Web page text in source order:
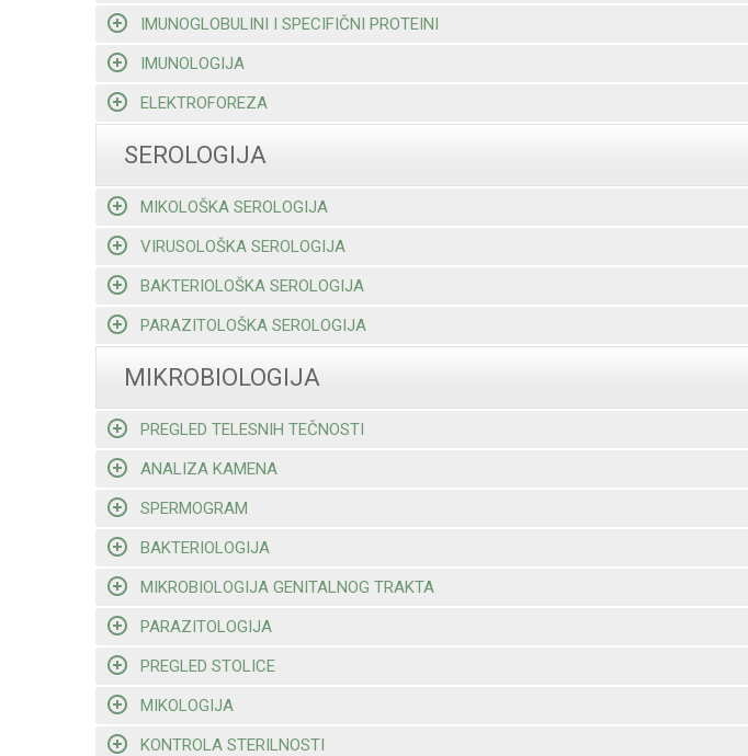
IMUNOGLOBULINI I SPECIFIČNI PROTEINI
IMUNOLOGIJA
ELEKTROFOREZA
SEROLOGIJA
MIKOLOŠKA SEROLOGIJA
VIRUSOLOŠKA SEROLOGIJA
BAKTERIOLOŠKA SEROLOGIJA
PARAZITOLOŠKA SEROLOGIJA
MIKROBIOLOGIJA
PREGLED TELESNIH TEČNOSTI
ANALIZA KAMENA
SPERMOGRAM
BAKTERIOLOGIJA
MIKROBIOLOGIJA GENITALNOG TRAKTA
PARAZITOLOGIJA
PREGLED STOLICE
MIKOLOGIJA
KONTROLA STERILNOSTI